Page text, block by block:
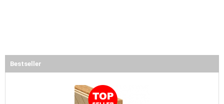
Bestseller